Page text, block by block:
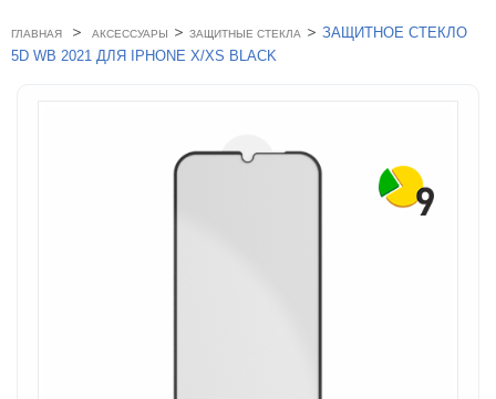
ГЛАВНАЯ > АКСЕССУАРЫ > ЗАЩИТНЫЕ СТЕКЛА > ЗАЩИТНОЕ СТЕКЛО
5D WB 2021 ДЛЯ IPHONE X/XS BLACK